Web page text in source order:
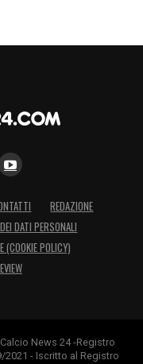
REDAZIONE
DATI PERSONALI
(COOKIE POLICY)
News 24 -Registro
2021 - Iscritto al Registro